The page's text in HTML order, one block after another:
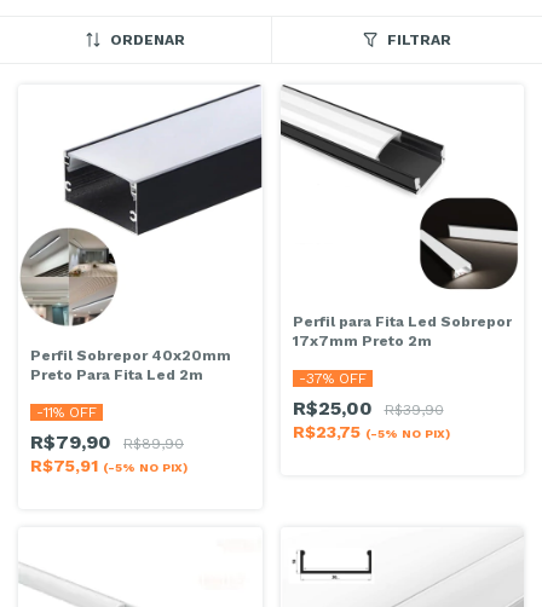
ORDENAR FILTRAR
Perfil Sobrepor 40x20mm
Preto Para Fita Led 2m
-11% OFF
R$79,90 R$89,90
R$75,91 (-5% NO PIX)
Perfil para Fita Led Sobrepor
17x7mm Preto 2m
-37% OFF
R$25,00 R$39,90
R$23,75 (-5% NO PIX)